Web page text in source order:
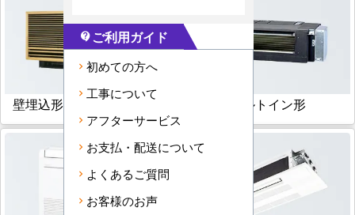
壁埋込形 フリービルトイン形
contact_support ご利用ガイド
初めての方へ
工事について
アフターサービス
お支払・配送について
よくあるご質問
お客様のお声